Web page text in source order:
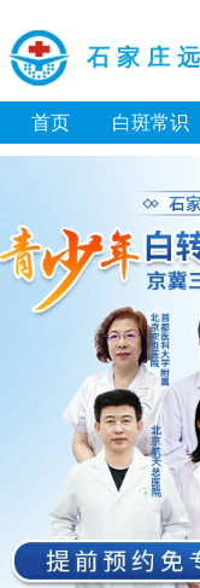
石家庄
首页 白斑常识